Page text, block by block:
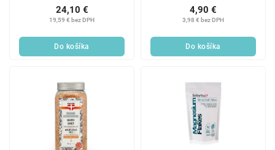
19,59 € bez DPH
24,10 €
Do košíka
3,98 € bez DPH
4,90 €
Do košíka